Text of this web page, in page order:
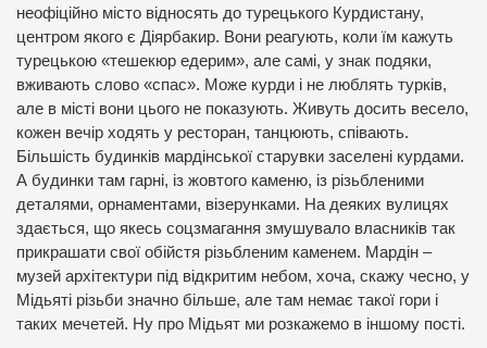
неофіційно місто відносять до турецького Курдистану,
центром якого є Діярбакир. Вони реагують, коли їм кажуть
турецькою «тешекюр едерим», але самі, у знак подяки,
вживають слово «спас». Може курди і не люблять турків,
але в місті вони цього не показують. Живуть досить весело,
кожен вечір ходять у ресторан, танцюють, співають.
Більшість будинків мардінської старувки заселені курдами.
А будинки там гарні, із жовтого каменю, із різьбленими
деталями, орнаментами, візерунками. На деяких вулицях
здається, що якесь соцзмагання змушувало власників так
прикрашати свої обійстя різьбленим каменем. Мардін –
музей архітектури під відкритим небом, хоча, скажу чесно, у
Мідьяті різьби значно більше, але там немає такої гори і
таких мечетей. Ну про Мідьят ми розкажемо в іншому пості.